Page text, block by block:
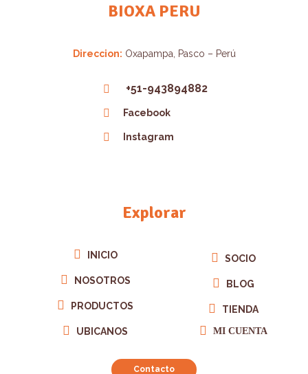
BIOXA PERU
Direccion: Oxapampa, Pasco – Perú
+51-943894882
Facebook
Instagram
Explorar
INICIO
NOSOTROS
PRODUCTOS
UBICANOS
SOCIO
BLOG
TIENDA
MI CUENTA
Contacto